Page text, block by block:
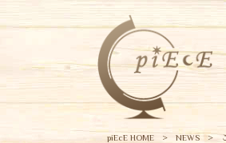
piEcE HOME > NEWS >